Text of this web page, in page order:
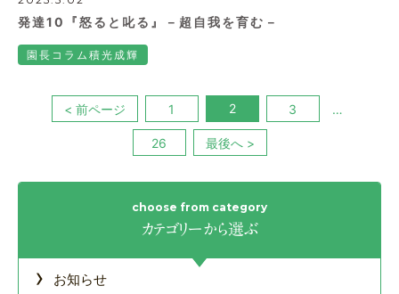
発達10『怒ると叱る』－超自我を育む－
園長コラム積光成輝
< 前ページ 1 2 3 …
26 最後へ >
カテゴリーから選ぶ
› お知らせ